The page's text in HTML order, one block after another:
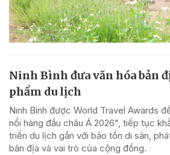
Ninh Bình đưa văn hóa bản
phẩm du lịch
Ninh Bình được World Travel Awards
nổi hàng đầu châu Á 2026", tiếp tục
triển du lịch gắn với bảo tồn di sản,
bản địa và vai trò của cộng đồng.